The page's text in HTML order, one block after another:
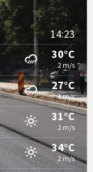
14:23
30°C
2 m/s
27°C
1 m/s
31°C
2 m/s
34°C
2 m/s